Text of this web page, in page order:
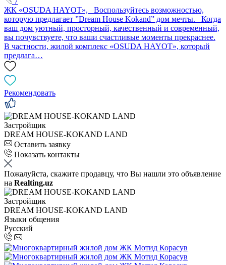
ЖК «OSUDA HAYOT», Воспользуйтесь возможностью,
которую предлагает ”Dream House Kokand” дом мечты. Когда
ваш дом уютный, просторный, качественный и современный,
вы почувствуете, что ваши счастливые моменты прекраснее.
В частности, жилой комплекс «OSUDA HAYOT», который
предлага…
Рекомендовать
Застройщик
DREAM HOUSE-KOKAND LAND
Оставить заявку
Показать контакты
Пожалуйста, скажите продавцу, что Вы нашли это объявление
на Realting.uz
Застройщик
DREAM HOUSE-KOKAND LAND
Языки общения
Русский